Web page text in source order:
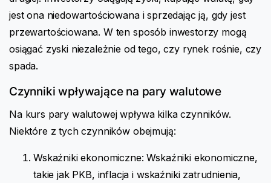
jest ona niedowartościowana i sprzedając ją, gdy jest
przewartościowana. W ten sposób inwestorzy mogą
osiągać zyski niezależnie od tego, czy rynek rośnie, czy
spada.
Czynniki wpływające na pary walutowe
Na kurs pary walutowej wpływa kilka czynników.
Niektóre z tych czynników obejmują:
Wskaźniki ekonomiczne: Wskaźniki ekonomiczne,
takie jak PKB, inflacja i wskaźniki zatrudnienia,